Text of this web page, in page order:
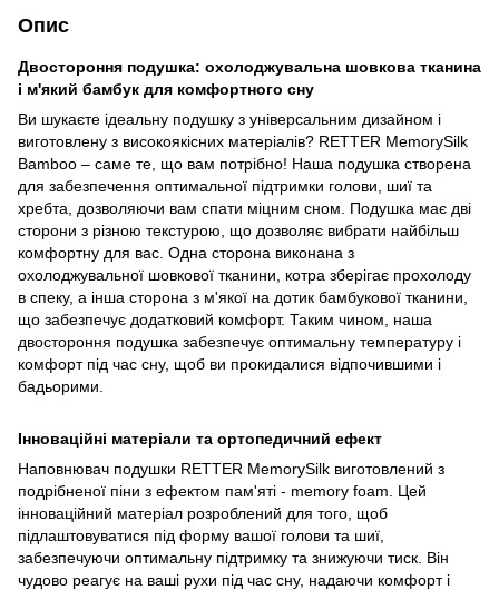
Опис
Двостороння подушка: охолоджувальна шовкова тканина
і м'який бамбук для комфортного сну
Ви шукаєте ідеальну подушку з універсальним дизайном і
виготовлену з високоякісних матеріалів? RETTER MemorySilk
Bamboo – саме те, що вам потрібно! Наша подушка створена
для забезпечення оптимальної підтримки голови, шиї та
хребта, дозволяючи вам спати міцним сном. Подушка має дві
сторони з різною текстурою, що дозволяє вибрати найбільш
комфортну для вас. Одна сторона виконана з
охолоджувальної шовкової тканини, котра зберігає прохолоду
в спеку, а інша сторона з м'якої на дотик бамбукової тканини,
що забезпечує додатковий комфорт. Таким чином, наша
двостороння подушка забезпечує оптимальну температуру і
комфорт під час сну, щоб ви прокидалися відпочившими і
бадьорими.
Інноваційні матеріали та ортопедичний ефект
Наповнювач подушки RETTER MemorySilk виготовлений з
подрібненої піни з ефектом пам'яті - memory foam. Цей
інноваційний матеріал розроблений для того, щоб
підлаштовуватися під форму вашої голови та шиї,
забезпечуючи оптимальну підтримку та знижуючи тиск. Він
чудово реагує на ваші рухи під час сну, надаючи комфорт і